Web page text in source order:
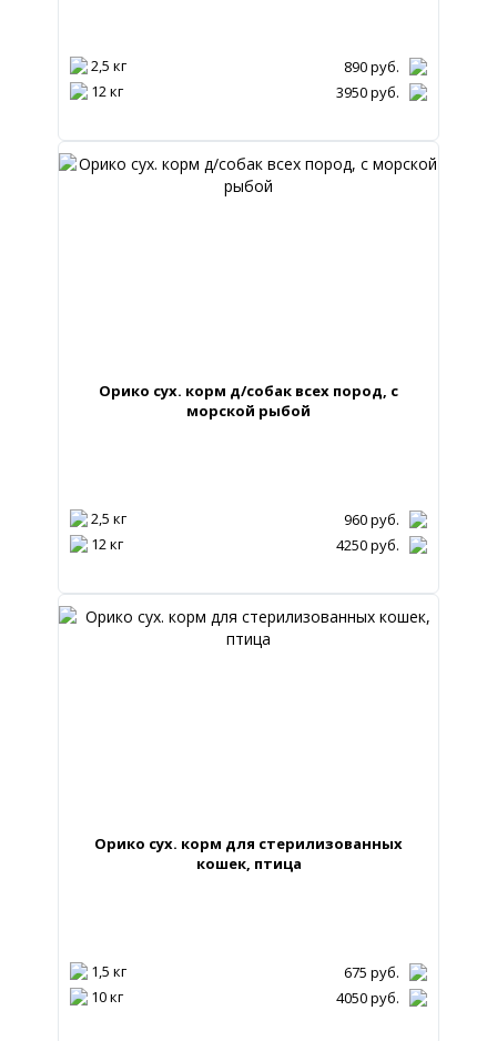
2,5 кг 890руб.
12 кг
3950руб.
Орико сух. корм д/собак всех пород, с
морской рыбой
2,5 кг 960руб.
12 кг
4250руб.
Орико сух. корм для стерилизованных
кошек, птица
1,5 кг 675 руб.
10 кг
4050руб.